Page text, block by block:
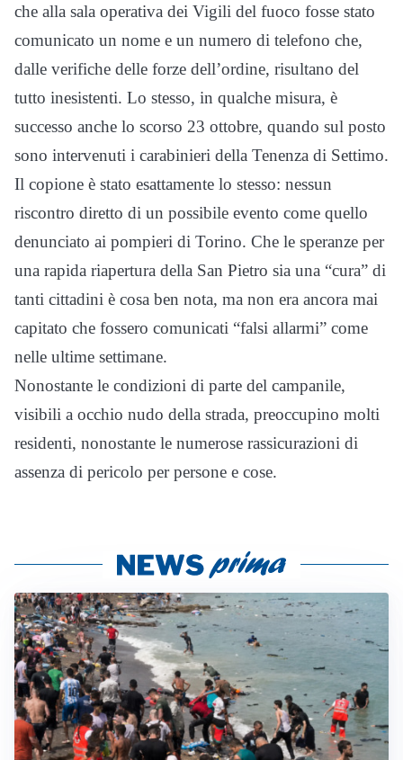
che alla sala operativa dei Vigili del fuoco fosse stato
comunicato un nome e un numero di telefono che,
dalle verifiche delle forze dell’ordine, risultano del
tutto inesistenti. Lo stesso, in qualche misura, è
successo anche lo scorso 23 ottobre, quando sul posto
sono intervenuti i carabinieri della Tenenza di Settimo.
Il copione è stato esattamente lo stesso: nessun
riscontro diretto di un possibile evento come quello
denunciato ai pompieri di Torino. Che le speranze per
una rapida riapertura della San Pietro sia una “cura” di
tanti cittadini è cosa ben nota, ma non era ancora mai
capitato che fossero comunicati “falsi allarmi” come
nelle ultime settimane.
Nonostante le condizioni di parte del campanile,
visibili a occhio nudo della strada, preoccupino molti
residenti, nonostante le numerose rassicurazioni di
assenza di pericolo per persone e cose.